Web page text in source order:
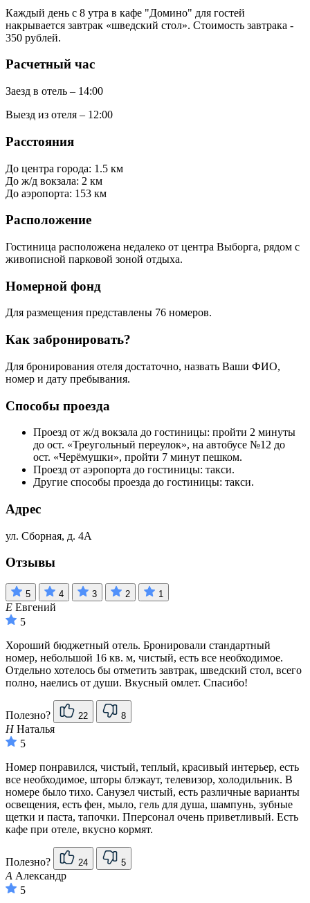
Каждый день с 8 утра в кафе "Домино" для гостей
накрывается завтрак «шведский стол». Стоимость завтрака -
350 рублей.
Расчетный час
Заезд в отель – 14:00
Выезд из отеля – 12:00
Расстояния
До центра города: 1.5 км
До ж/д вокзала: 2 км
До аэропорта: 153 км
Расположение
Гостиница расположена недалеко от центра Выборга, рядом с
живописной парковой зоной отдыха.
Номерной фонд
Для размещения представлены 76 номеров.
Как забронировать?
Для бронирования отеля достаточно, назвать Ваши ФИО,
номер и дату пребывания.
Способы проезда
Проезд от ж/д вокзала до гостиницы: пройти 2 минуты
до ост. «Треугольный переулок», на автобусе №12 до
ост. «Черёмушки», пройти 7 минут пешком.
Проезд от аэропорта до гостиницы: такси.
Другие способы проезда до гостиницы: такси.
Адрес
ул. Сборная, д. 4А
Отзывы
5 4 3 2 1
Е Евгений
5
Хороший бюджетный отель. Бронировали стандартный
номер, небольшой 16 кв. м, чистый, есть все необходимое.
Отдельно хотелось бы отметить завтрак, шведский стол, всего
полно, наелись от души. Вкусный омлет. Спасибо!
Полезно? 22 8
ННаталья
5
Номер понравился, чистый, теплый, красивый интерьер, есть
все необходимое, шторы блэкаут, телевизор, холодильник. В
номере было тихо. Санузел чистый, есть различные варианты
освещения, есть фен, мыло, гель для душа, шампунь, зубные
щетки и паста, тапочки. Пперсонал очень приветливый. Есть
кафе при отеле, вкусно кормят.
Полезно? 24 5
А Александр
5